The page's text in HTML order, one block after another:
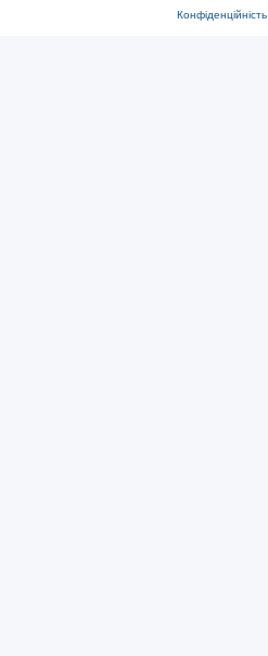
Конфіденційність